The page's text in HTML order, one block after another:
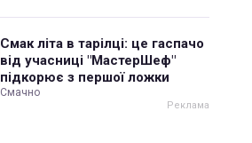
Смак літа в тарілці: це гаспачо
від учасниці "МастерШеф"
підкорює з першої ложки
Смачно